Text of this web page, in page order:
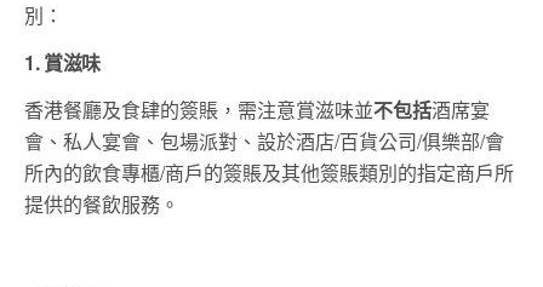
別：
1. 賞滋味
香港餐廳及食肆的簽賬，需注意賞滋味並不包括酒席宴
會、私人宴會、包場派對、設於酒店/百貨公司/俱樂部/會
所內的飲食專櫃/商戶的簽賬及其他簽賬類別的指定商戶所
提供的餐飲服務。